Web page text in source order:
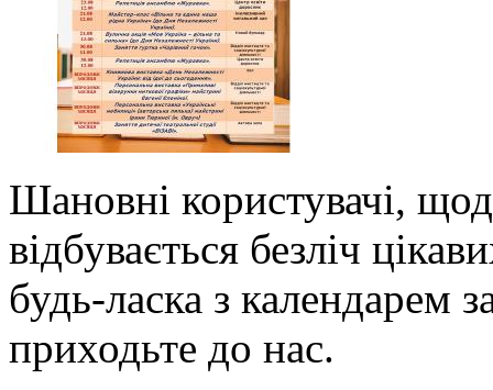
Шановні користувачі,
відбувається безліч
будь-ласка з календарем
приходьте до нас.